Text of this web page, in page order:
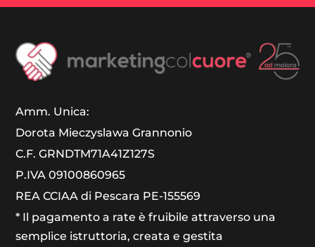
Amm. Unica:
Dorota Mieczyslawa Grannonio
C.F. GRNDTM71A41Z127S
P.IVA 09100860965
REA CCIAA di Pescara PE-155569
* Il pagamento a rate è fruibile attraverso una
semplice istruttoria, creata e gestita